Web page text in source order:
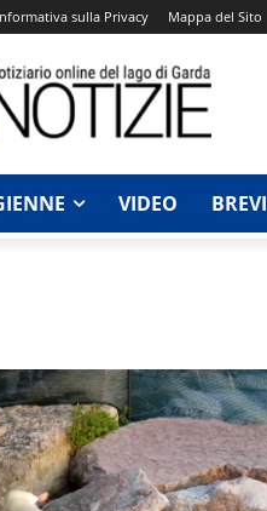
sulla Privacy Mappa del Sito
VIDEO BREVI